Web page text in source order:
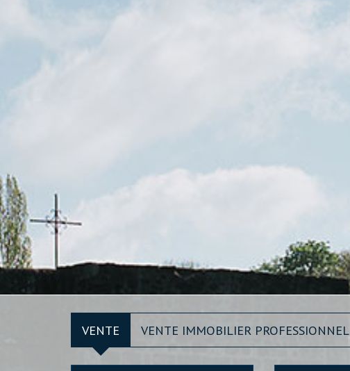
VENTE VENTE IMMOBILIER PROFESSIONNEL